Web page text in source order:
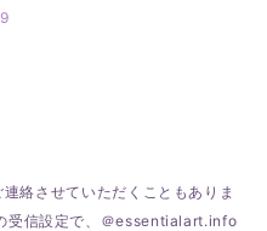
絡させていただくこともありま
受信設定で、＠essentialart.info